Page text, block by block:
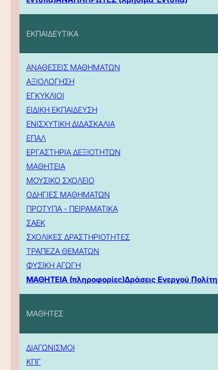
ΕΚΠΑΙΔΕΥΤΙΚΑ
ΑΝΑΘΕΣΕΙΣ ΜΑΘΗΜΑΤΩΝ
ΑΞΙΟΛΟΓΗΣΗ
ΕΓΚΥΚΛΙΟΙ
ΕΙΔΙΚΗ ΕΚΠΑΙΔΕΥΣΗ
ΕΝΙΣΧΥΤΙΚΗ ΔΙΔΑΣΚΑΛΙΑ
ΕΠΑΛ
ΕΡΓΑΣΤΗΡΙΑ ΔΕΞΙΟΤΗΤΩΝ
ΜΑΘΗΤΕΙΑ
ΜΟΥΣΙΚΟ ΣΧΟΛΕΙΟ
ΟΔΗΓΙΕΣ ΜΑΘΗΜΑΤΩΝ
ΠΡΟΤΥΠΑ - ΠΕΙΡΑΜΑΤΙΚΑ
ΣΑΕΚ
ΣΧΟΛΙΚΕΣ ΔΡΑΣΤΗΡΙΟΤΗΤΕΣ
ΤΡΑΠΕΖΑ ΘΕΜΑΤΩΝ
ΦΥΣΙΚΗ ΑΓΩΓΗ
ΜΑΘΗΤΕΙΑ (πληροφορίες)Δράσεις Ενεργού Πολίτη
ΜΑΘΗΤΕΣ
ΔΙΑΓΩΝΙΣΜΟΙ
ΚΠΓ